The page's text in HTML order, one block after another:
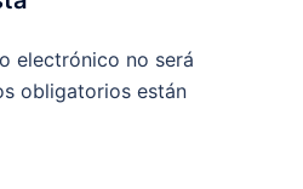
electrónico no será
obligatorios están